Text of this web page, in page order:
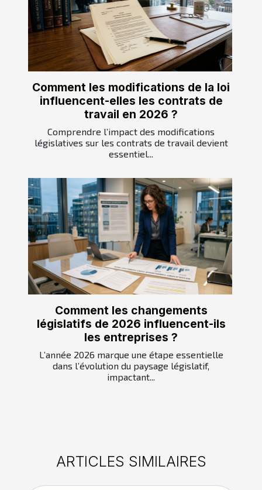
Comment les modifications de la loi
influencent-elles les contrats de
travail en 2026 ?
Comprendre l’impact des modifications
législatives sur les contrats de travail devient
essentiel...
Comment les changements
législatifs de 2026 influencent-ils
les entreprises ?
L’année 2026 marque une étape essentielle
dans l’évolution du paysage législatif,
impactant...
ARTICLES SIMILAIRES